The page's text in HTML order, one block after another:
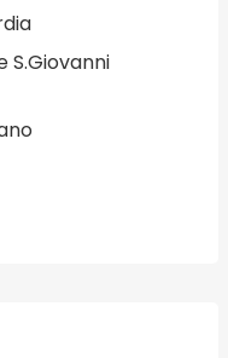
S.Giovanni